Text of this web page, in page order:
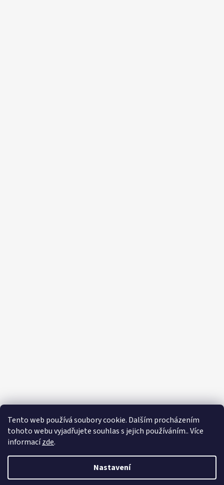
Tento web používá soubory cookie. Dalším procházením
tohoto webu vyjadřujete souhlas s jejich používáním.. Více
informacízde.
Nastavení